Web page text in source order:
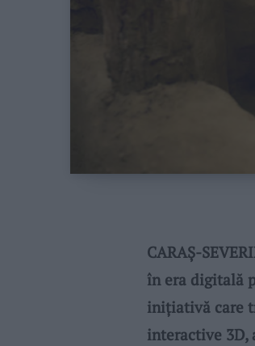
CARAȘ-
în era digitală
inițiativă care
interactive 3D,